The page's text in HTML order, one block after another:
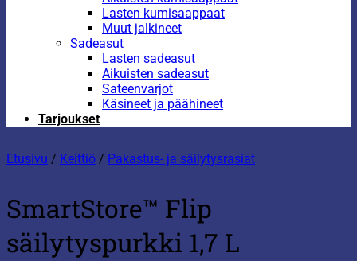
Lasten kumisaappaat
Muut jalkineet
Sadeasut
Lasten sadeasut
Aikuisten sadeasut
Sateenvarjot
Käsineet ja päähineet
Tarjoukset
Etusivu / Keittiö / Pakastus- ja säilytysrasiat
SmartStore™ Flip
säilytyspurkki 1,7 L